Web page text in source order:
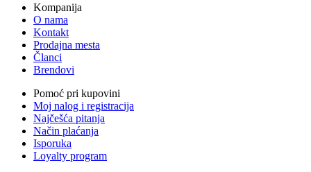
Kompanija
O nama
Kontakt
Prodajna mesta
Članci
Brendovi
Pomoć pri kupovini
Moj nalog i registracija
Najčešća pitanja
Način plaćanja
Isporuka
Loyalty program